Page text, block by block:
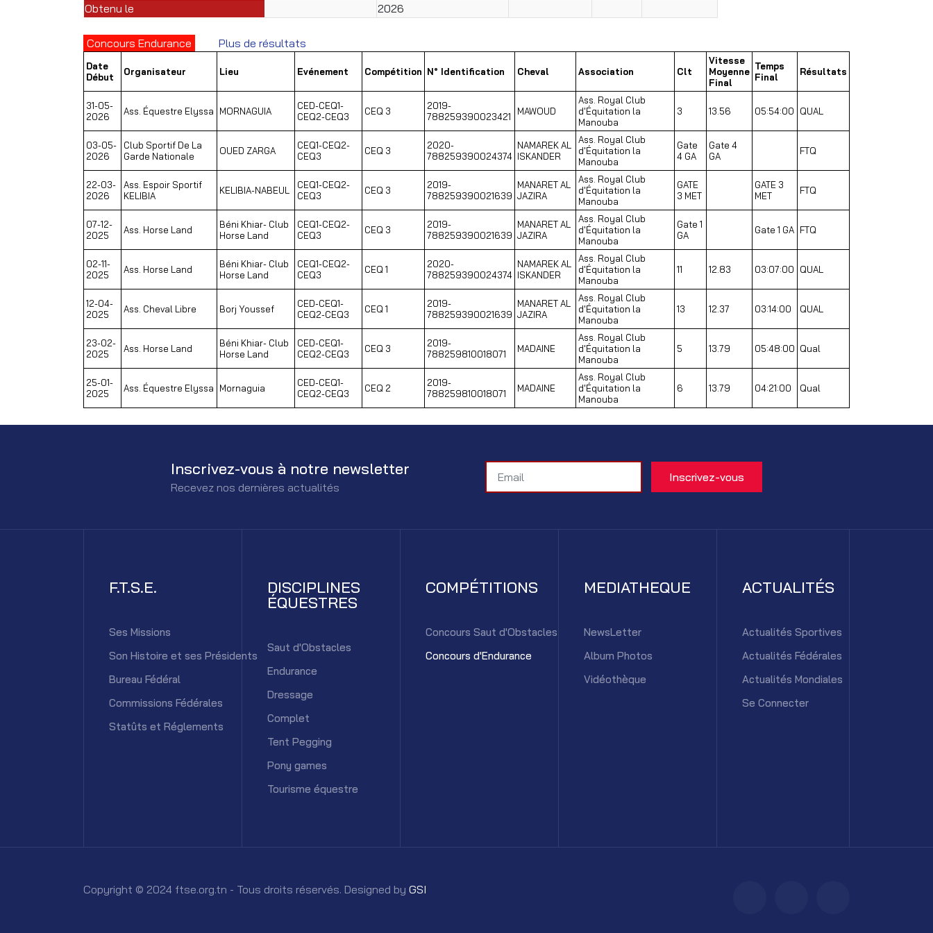
Obtenu le
2026
Concours Endurance Plus de résultats
Date
Début
Organisateur Lieu Evénement Compétition N° Identification Cheval Association Clt
Vitesse
Moyenne
Final
Temps
Final
Résultats
31-05-
2026
Ass. Équestre Elyssa MORNAGUIA
CED-CEQ1-
CEQ2-CEQ3
CEQ 3
2019-
788259390023421
MAWOUD
Ass. Royal Club
d'Équitation la
Manouba
3 13.56 05:54:00 QUAL
03-05-
2026
Club Sportif De La
Garde Nationale
OUED ZARGA
CEQ1-CEQ2-
CEQ3
CEQ 3
2020-
788259390024374
NAMAREK AL
ISKANDER
Ass. Royal Club
d'Équitation la
Manouba
Gate
4 GA
Gate 4
GA
FTQ
22-03-
2026
Ass. Espoir Sportif
KELIBIA
KELIBIA-NABEUL
CEQ1-CEQ2-
CEQ3
CEQ 3
2019-
788259390021639
MANARET AL
JAZIRA
Ass. Royal Club
d'Équitation la
Manouba
GATE
3 MET
GATE 3
MET
FTQ
07-12-
2025
Ass. Horse Land
Béni Khiar- Club
Horse Land
CEQ1-CEQ2-
CEQ3
CEQ 3
2019-
788259390021639
MANARET AL
JAZIRA
Ass. Royal Club
d'Équitation la
Manouba
Gate 1
GA
Gate 1 GA FTQ
02-11-
2025
Ass. Horse Land
Béni Khiar- Club
Horse Land
CEQ1-CEQ2-
CEQ3
CEQ 1
2020-
788259390024374
NAMAREK AL
ISKANDER
Ass. Royal Club
d'Équitation la
Manouba
11 12.83 03:07:00 QUAL
12-04-
2025
Ass. Cheval Libre Borj Youssef
CED-CEQ1-
CEQ2-CEQ3
CEQ 1
2019-
788259390021639
MANARET AL
JAZIRA
Ass. Royal Club
d'Équitation la
Manouba
13 12.37 03:14:00 QUAL
23-02-
2025
Ass. Horse Land
Béni Khiar- Club
Horse Land
CED-CEQ1-
CEQ2-CEQ3
CEQ 3
2019-
788259810018071
MADAINE
Ass. Royal Club
d'Équitation la
Manouba
5 13.79 05:48:00 Qual
25-01-
2025
Ass. Équestre Elyssa Mornaguia
CED-CEQ1-
CEQ2-CEQ3
CEQ 2
2019-
788259810018071
MADAINE
Ass. Royal Club
d'Équitation la
Manouba
6 13.79 04:21:00 Qual
Inscrivez-vous à notre newsletter
Recevez nos dernières actualités
F.T.S.E.
Ses Missions
Son Histoire et ses Présidents
Bureau Fédéral
Commissions Fédérales
Statûts et Réglements
DISCIPLINES
ÉQUESTRES
Saut d'Obstacles
Endurance
Dressage
Complet
Tent Pegging
Pony games
Tourisme équestre
COMPÉTITIONS
Concours Saut d'Obstacles
Concours d'Endurance
MEDIATHEQUE
NewsLetter
Album Photos
Vidéothèque
ACTUALITÉS
Actualités Sportives
Actualités Fédérales
Actualités Mondiales
Se Connecter
Copyright © 2024 ftse.org.tn - Tous droits réservés. Designed by GSI